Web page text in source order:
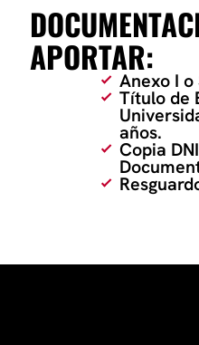
APORTAR:
Anexo I
Título de
años.
Copia